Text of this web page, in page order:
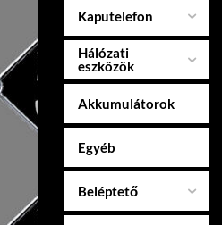
Kaputelefon
Hálózati
eszközök
Akkumulátorok
Egyéb
Beléptető